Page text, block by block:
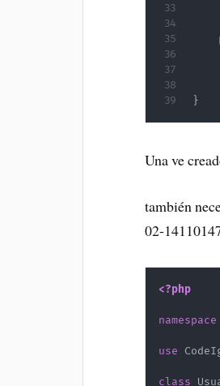
}
Una ve
también
02-
<?php
namespace
use
class